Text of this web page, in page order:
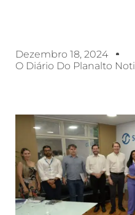
Dezembro 18, 2024
O Diário Do Planalto